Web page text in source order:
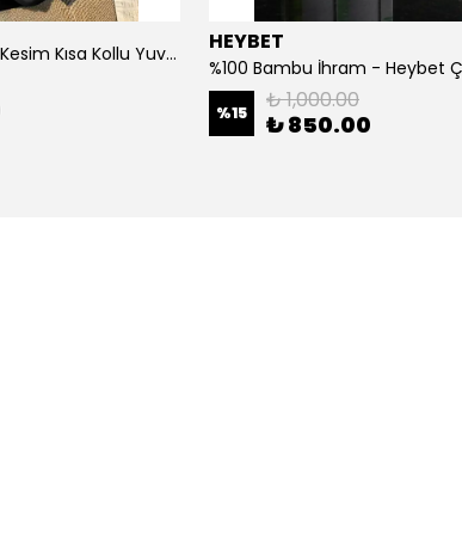
[ ] Hafif Kadın | Bol Kesim Kısa Kollu Yuvarlak Yaka Eğlenceli Karikatür Ayı ve - Siyah HEYBET
%100 Bambu İhram - Heybet
%15 ₺ 1,000.00
₺ 850.00